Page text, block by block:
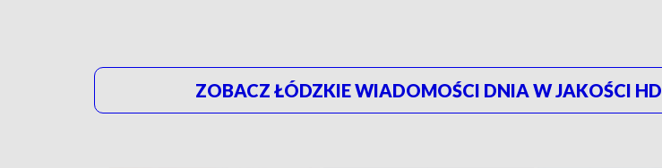
ZOBACZ ŁÓDZKIE WIADOMOŚCI DNIA W JAKOŚCI HD